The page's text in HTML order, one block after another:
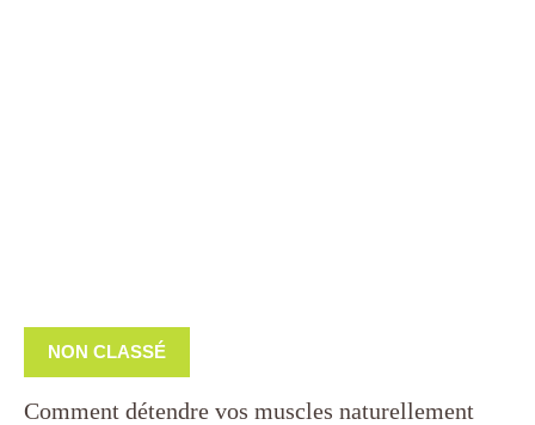
NON CLASSÉ
Comment détendre vos muscles naturellement